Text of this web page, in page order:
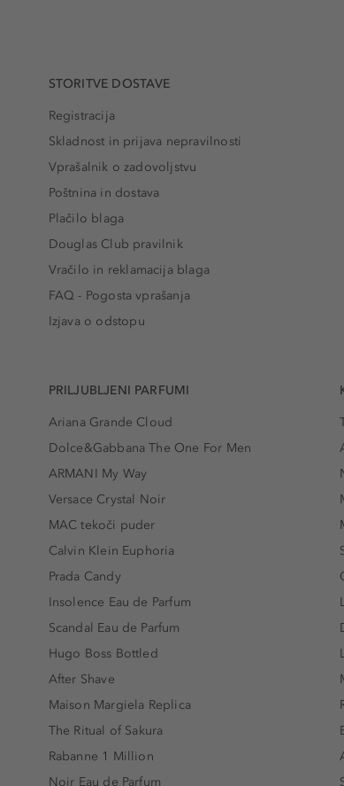
STORITVE DOSTAVE
Registracija
Skladnost in prijava nepravilnosti
Vprašalnik o zadovoljstvu
Poštnina in dostava
Plačilo blaga
Douglas Club pravilnik
Vračilo in reklamacija blaga
FAQ - Pogosta vprašanja
Izjava o odstopu
PRILJUBLJENI PARFUMI
Ariana Grande Cloud
Dolce&Gabbana The One For Men
ARMANI My Way
Versace Crystal Noir
MAC tekoči puder
Calvin Klein Euphoria
Prada Candy
Insolence Eau de Parfum
Scandal Eau de Parfum
Hugo Boss Bottled
After Shave
Maison Margiela Replica
The Ritual of Sakura
Rabanne 1 Million
Noir Eau de Parfum